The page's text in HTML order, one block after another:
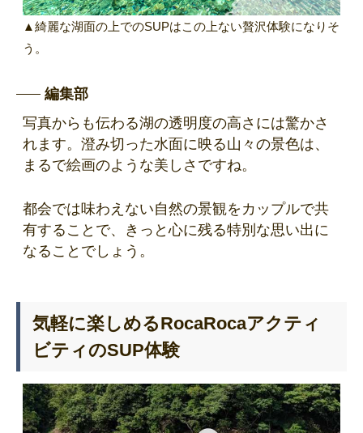
▲綺麗な湖面の上でのSUPはこの上ない贅沢体験になりそ
う。
編集部
写真からも伝わる湖の透明度の高さには驚かさ
れます。澄み切った水面に映る山々の景色は、
まるで絵画のような美しさですね。
都会では味わえない自然の景観をカップルで共
有することで、きっと心に残る特別な思い出に
なることでしょう。
気軽に楽しめるRocaRocaアクティ
ビティのSUP体験